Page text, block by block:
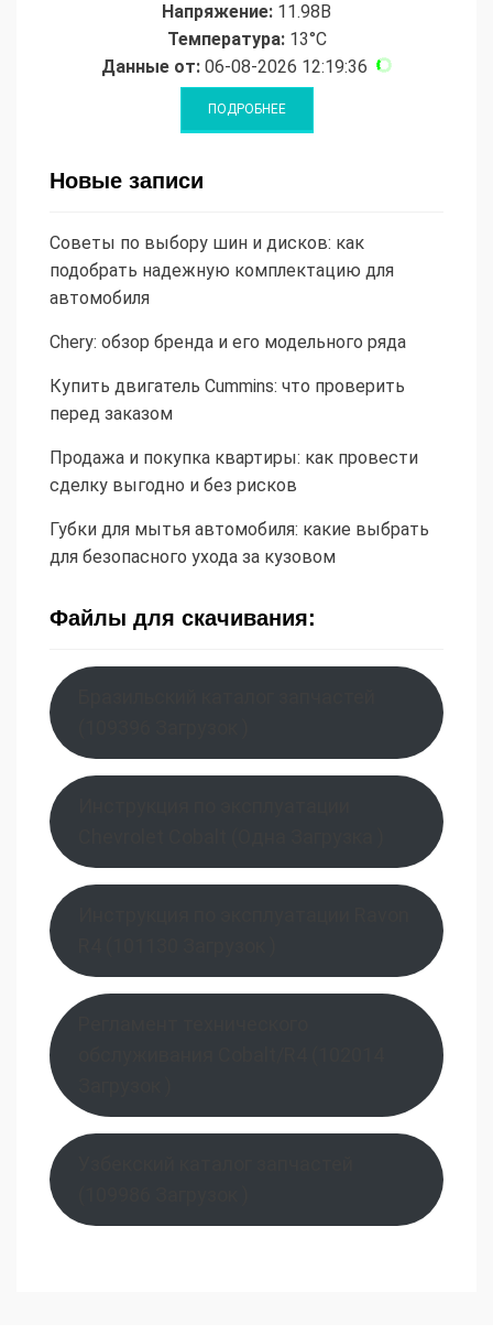
Напряжение: 11.98В
Температура:13°C
Данные от: 06-08-2026 12:19:36
Новые записи
Советы по выбору шин и дисков: как
подобрать надежную комплектацию для
автомобиля
Chery: обзор бренда и его модельного ряда
Купить двигатель Cummins: что проверить
перед заказом
Продажа и покупка квартиры: как провести
сделку выгодно и без рисков
Губки для мытья автомобиля: какие выбрать
для безопасного ухода за кузовом
Файлы для скачивания: